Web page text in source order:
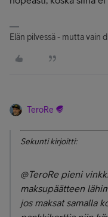
Elän pilvessä - mutta vain
TeroRe
Sekunti kirjoitti:
@TeroRe pieni
maksupäätteen
jos maksat samalla